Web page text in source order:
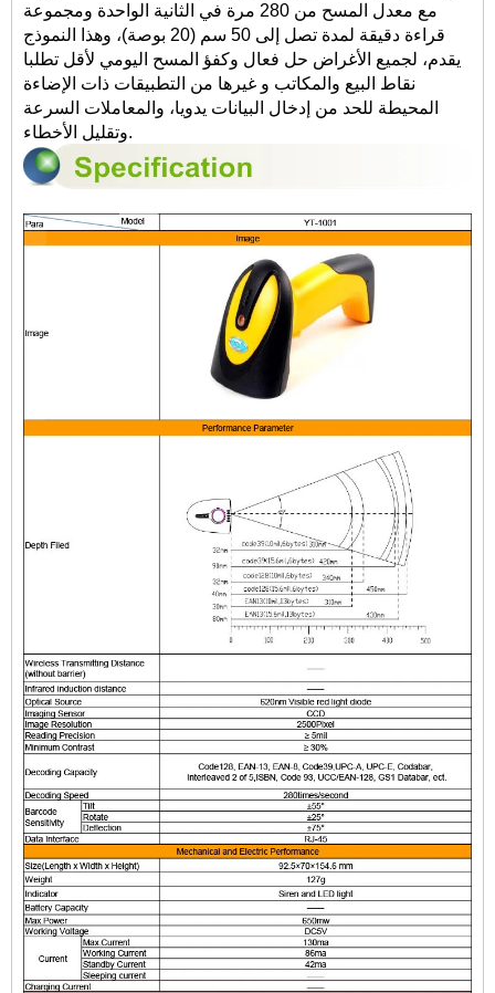
مع معدل المسح من 280 مرة في الثانية الواحدة ومجموعة
قراءة دقيقة لمدة تصل إلى 50 سم (20 بوصة)، وهذا النموذج
يقدم، لجميع الأغراض حل فعال وكفؤ المسح اليومي لأقل تطلبا
نقاط البيع والمكاتب و غيرها من التطبيقات ذات الإضاءة
المحيطة للحد من إدخال البيانات يدويا، والمعاملات السرعة
وتقليل الأخطاء.